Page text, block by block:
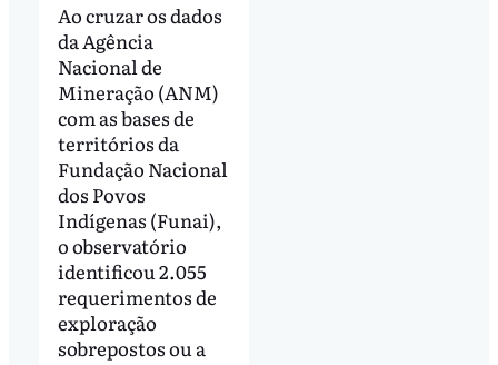
Ao cruzar os dados
da Agência
Nacional de
Mineração (ANM)
com as bases de
territórios da
Fundação Nacional
dos Povos
Indígenas (Funai),
o observatório
identificou 2.055
requerimentos de
exploração
sobrepostos ou a